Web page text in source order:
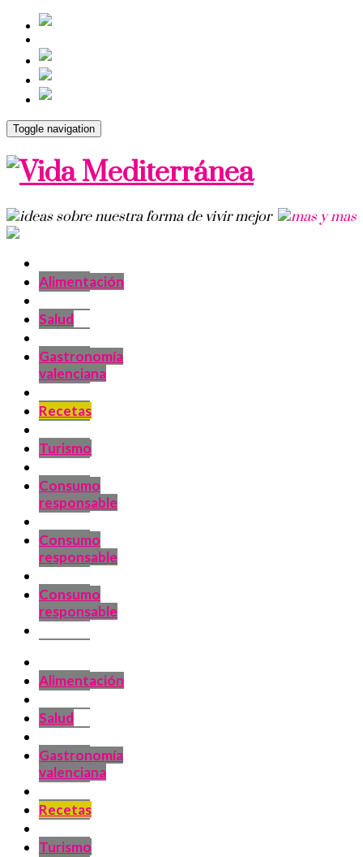
Toggle navigation
Alimentación
Salud
Gastronomía
valenciana
Recetas
Turismo
Consumo
responsable
Consumo
responsable
Consumo
responsable
Alimentación
Salud
Gastronomía
valenciana
Recetas
Turismo